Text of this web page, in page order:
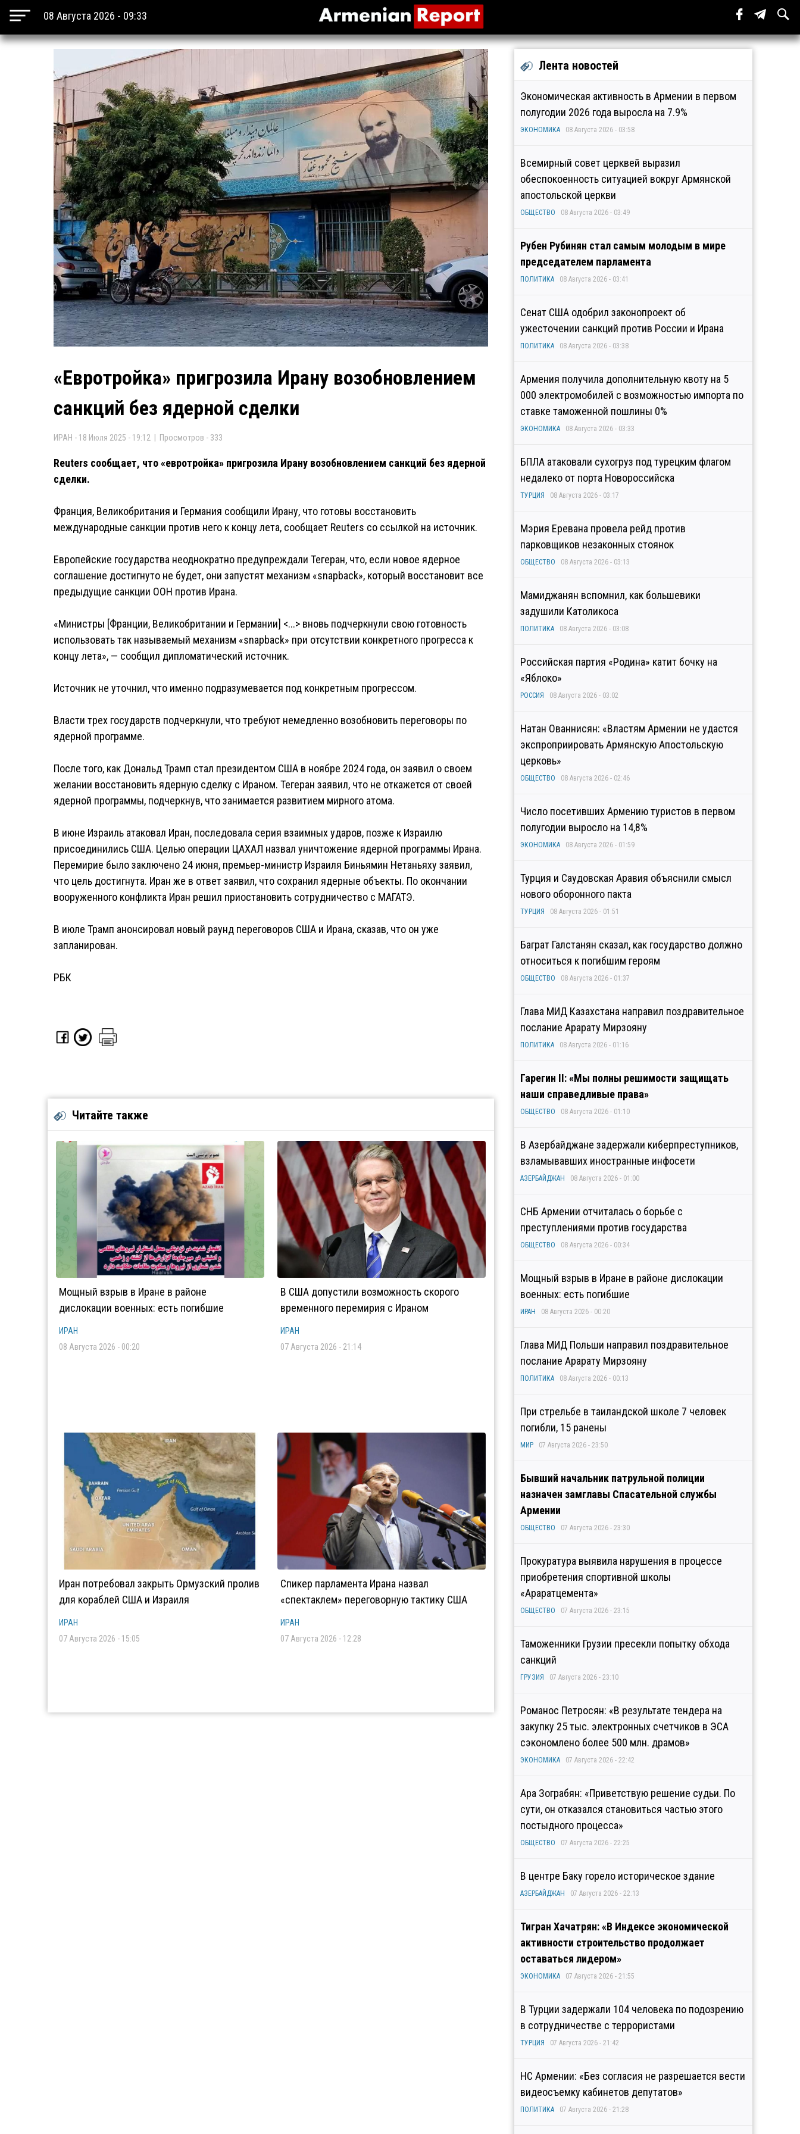
08 Августа 2026 - 09:33
«Евротройка» пригрозила Ирану возобновлением
санкций без ядерной сделки
ИРАН - 18 Июля 2025 - 19:12 | Просмотров - 333
Reuters сообщает, что «евротройка» пригрозила Ирану возобновлением санкций без ядерной
сделки.
Франция, Великобритания и Германия сообщили Ирану, что готовы восстановить
международные санкции против него к концу лета, сообщает Reuters со ссылкой на источник.
Европейские государства неоднократно предупреждали Тегеран, что, если новое ядерное
соглашение достигнуто не будет, они запустят механизм «snapback», который восстановит все
предыдущие санкции ООН против Ирана.
«Министры [Франции, Великобритании и Германии] <...> вновь подчеркнули свою готовность
использовать так называемый механизм «snapback» при отсутствии конкретного прогресса к
концу лета», — сообщил дипломатический источник.
Источник не уточнил, что именно подразумевается под конкретным прогрессом.
Власти трех государств подчеркнули, что требуют немедленно возобновить переговоры по
ядерной программе.
После того, как Дональд Трамп стал президентом США в ноябре 2024 года, он заявил о своем
желании восстановить ядерную сделку с Ираном. Тегеран заявил, что не откажется от своей
ядерной программы, подчеркнув, что занимается развитием мирного атома.
В июне Израиль атаковал Иран, последовала серия взаимных ударов, позже к Израилю
присоединились США. Целью операции ЦАХАЛ назвал уничтожение ядерной программы Ирана.
Перемирие было заключено 24 июня, премьер-министр Израиля Биньямин Нетаньяху заявил,
что цель достигнута. Иран же в ответ заявил, что сохранил ядерные объекты. По окончании
вооруженного конфликта Иран решил приостановить сотрудничество с МАГАТЭ.
В июле Трамп анонсировал новый раунд переговоров США и Ирана, сказав, что он уже
запланирован.
РБК
Читайте также
Мощный взрыв в Иране в районе
дислокации военных: есть погибшие
ИРАН
08 Августа 2026 - 00:20
В США допустили возможность скорого
временного перемирия с Ираном
ИРАН
07 Августа 2026 - 21:14
Иран потребовал закрыть Ормузский пролив
для кораблей США и Израиля
ИРАН
07 Августа 2026 - 15:05
Спикер парламента Ирана назвал
«спектаклем» переговорную тактику США
ИРАН
07 Августа 2026 - 12:28
Лента новостей
Экономическая активность в Армении в первом
полугодии 2026 года выросла на 7.9%
ЭКОНОМИКА 08 Августа 2026 - 03:58
Всемирный совет церквей выразил
обеспокоенность ситуацией вокруг Армянской
апостольской церкви
ОБЩЕСТВО 08 Августа 2026 - 03:49
Рубен Рубинян стал самым молодым в мире
председателем парламента
ПОЛИТИКА 08 Августа 2026 - 03:41
Сенат США одобрил законопроект об
ужесточении санкций против России и Ирана
ПОЛИТИКА 08 Августа 2026 - 03:38
Армения получила дополнительную квоту на 5
000 электромобилей с возможностью импорта по
ставке таможенной пошлины 0%
ЭКОНОМИКА 08 Августа 2026 - 03:33
БПЛА атаковали сухогруз под турецким флагом
недалеко от порта Новороссийска
ТУРЦИЯ 08 Августа 2026 - 03:17
Мэрия Еревана провела рейд против
парковщиков незаконных стоянок
ОБЩЕСТВО 08 Августа 2026 - 03:13
Мамиджанян вспомнил, как большевики
задушили Католикоса
ПОЛИТИКА 08 Августа 2026 - 03:08
Российская партия «Родина» катит бочку на
«Яблоко»
РОССИЯ 08 Августа 2026 - 03:02
Натан Ованнисян: «Властям Армении не удастся
экспроприировать Армянскую Апостольскую
церковь»
ОБЩЕСТВО 08 Августа 2026 - 02:46
Число посетивших Армению туристов в первом
полугодии выросло на 14,8%
ЭКОНОМИКА 08 Августа 2026 - 01:59
Турция и Саудовская Аравия объяснили смысл
нового оборонного пакта
ТУРЦИЯ 08 Августа 2026 - 01:51
Баграт Галстанян сказал, как государство должно
относиться к погибшим героям
ОБЩЕСТВО 08 Августа 2026 - 01:37
Глава МИД Казахстана направил поздравительное
послание Арарату Мирзояну
ПОЛИТИКА 08 Августа 2026 - 01:16
Гарегин II: «Мы полны решимости защищать
наши справедливые права»
ОБЩЕСТВО 08 Августа 2026 - 01:10
В Азербайджане задержали киберпреступников,
взламывавших иностранные инфосети
АЗЕРБАЙДЖАН 08 Августа 2026 - 01:00
СНБ Армении отчиталась о борьбе с
преступлениями против государства
ОБЩЕСТВО 08 Августа 2026 - 00:34
Мощный взрыв в Иране в районе дислокации
военных: есть погибшие
ИРАН 08 Августа 2026 - 00:20
Глава МИД Польши направил поздравительное
послание Арарату Мирзояну
ПОЛИТИКА 08 Августа 2026 - 00:13
При стрельбе в таиландской школе 7 человек
погибли, 15 ранены
МИР 07 Августа 2026 - 23:50
Бывший начальник патрульной полиции
назначен замглавы Спасательной службы
Армении
ОБЩЕСТВО 07 Августа 2026 - 23:30
Прокуратура выявила нарушения в процессе
приобретения спортивной школы
«Араратцемента»
ОБЩЕСТВО 07 Августа 2026 - 23:15
Таможенники Грузии пресекли попытку обхода
санкций
ГРУЗИЯ 07 Августа 2026 - 23:10
Романос Петросян: «В результате тендера на
закупку 25 тыс. электронных счетчиков в ЭСА
сэкономлено более 500 млн. драмов»
ЭКОНОМИКА 07 Августа 2026 - 22:42
Ара Зограбян: «Приветствую решение судьи. По
сути, он отказался становиться частью этого
постыдного процесса»
ОБЩЕСТВО 07 Августа 2026 - 22:25
В центре Баку горело историческое здание
АЗЕРБАЙДЖАН 07 Августа 2026 - 22:13
Тигран Хачатрян: «В Индексе экономической
активности строительство продолжает
оставаться лидером»
ЭКОНОМИКА 07 Августа 2026 - 21:55
В Турции задержали 104 человека по подозрению
в сотрудничестве с террористами
ТУРЦИЯ 07 Августа 2026 - 21:42
НС Армении: «Без согласия не разрешается вести
видеосъемку кабинетов депутатов»
ПОЛИТИКА 07 Августа 2026 - 21:28